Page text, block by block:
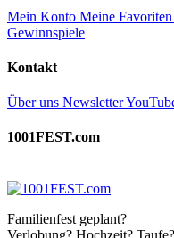
Mein Konto Meine Favoriten
Gewinnspiele
Kontakt
Über uns Newsletter
1001FEST.com
Familienfest geplant?
Verlobung? Hochzeit?